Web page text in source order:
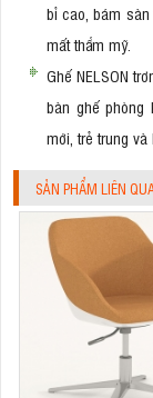
bỉ cao, bám sàn
mất thẩm mỹ.
Ghế NELSON
bàn ghế phòng
mới, trẻ trung và
SẢN PHẨM LIÊN